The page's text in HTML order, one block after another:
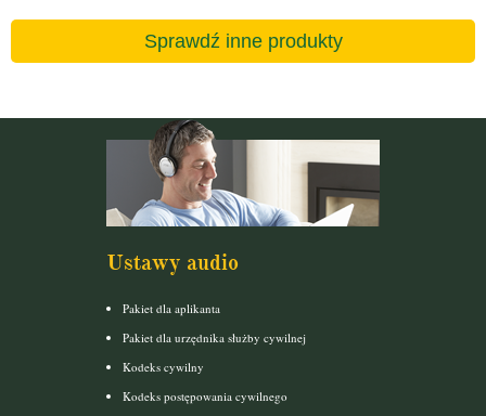
Sprawdź inne produkty
Ustawy audio
Pakiet dla aplikanta
Pakiet dla urzędnika służby cywilnej
Kodeks cywilny
Kodeks postępowania cywilnego